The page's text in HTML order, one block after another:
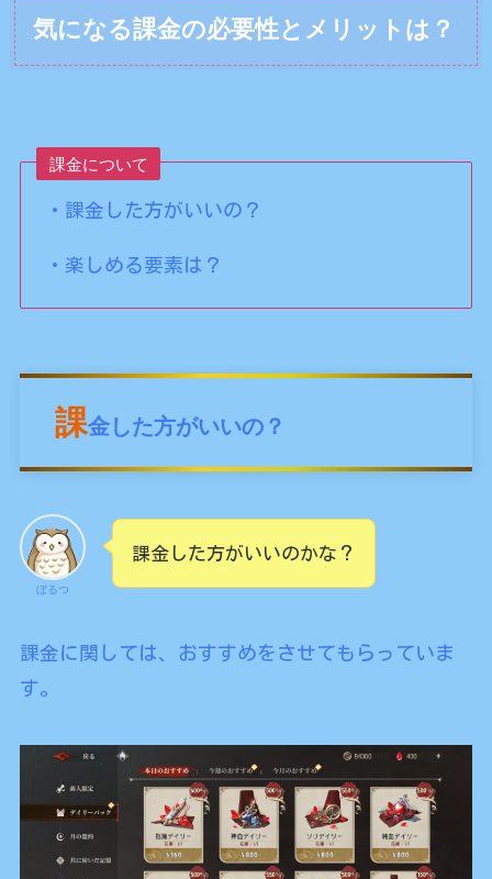
気になる課金の必要性とメリットは？
課金について
・課金した方がいいの？
・楽しめる要素は？
課金した方がいいの？
ぼるつ
課金した方がいいのかな？
課金に関しては、おすすめをさせてもらっていま
す。